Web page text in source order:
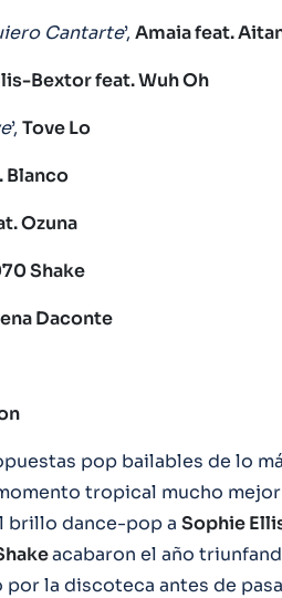
Cantarte’, Amaia feat.
Bextor feat. Wuh Oh
’, Tove Lo
Blanco
Ozuna
Shake
Daconte
pop bailables de lo
tropical mucho
brillo dance-pop a Sophie
acabaron el año
por la discoteca antes de